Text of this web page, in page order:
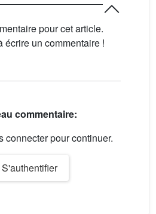
pour cet article.
écrire un commentaire !
commentaire:
connecter pour continuer.
S'authentifier